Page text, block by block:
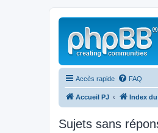
Accès rapide FAQ
Accueil PJ Index
Sujets sans